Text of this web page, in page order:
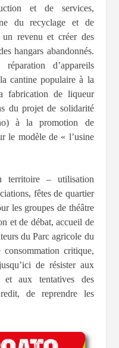
et de services,
du recyclage et de
revenu et créer des
hangars abandonnés.
d’appareils
cantine populaire à la
fabrication de liqueur
du projet de solidarité
à la promotion de
le modèle de « l’usine
territoire – utilisation
fêtes de quartier
les groupes de théâtre
et de débat, accueil de
du Parc agricole du
critique,
de résister aux
et aux tentatives des
de reprendre les